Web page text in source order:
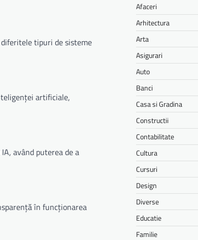
tipuri de sisteme
artificiale,
având puterea de a
în funcționarea
Afaceri
Arhitectura
Arta
Asigurari
Auto
Banci
Casa si Gradina
Constructii
Contabilitate
Cultura
Cursuri
Design
Diverse
Educatie
Familie